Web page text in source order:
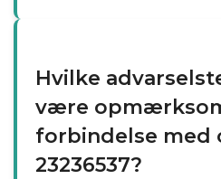
Hvilke
være
forbindelse med
23236537?